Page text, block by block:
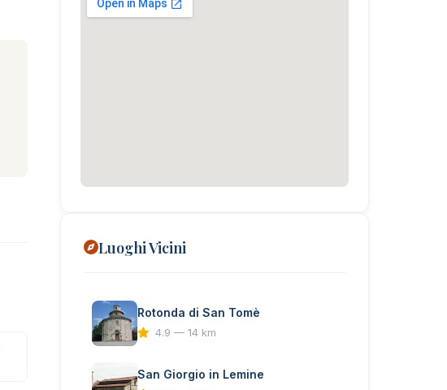
Luoghi Vicini
Rotonda di San Tomè
4.9 — 14 km
San Giorgio in Lemine